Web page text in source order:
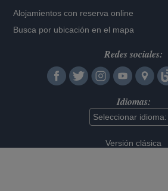
Alojamientos con reserva online
Busca por ubicación en el mapa
Redes sociales:
Idiomas:
Versión clásica